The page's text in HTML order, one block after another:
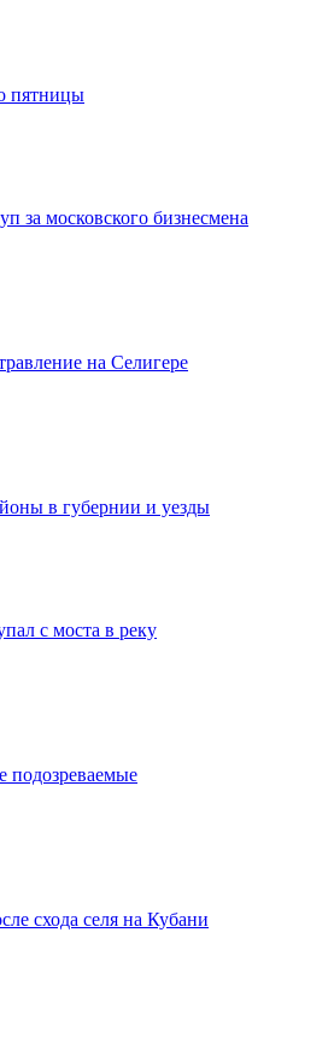
пятницы
за московского бизнесмена
на Селигере
в губернии и уезды
с моста в реку
подозреваемые
схода селя на Кубани